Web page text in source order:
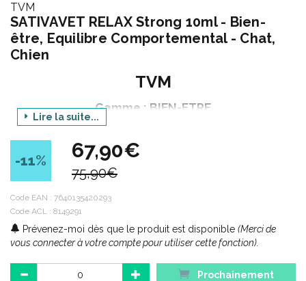
TVM
SATIVAVET RELAX Strong 10ml - Bien-
être, Equilibre Comportemental - Chat,
Chien
TVM
Gamme : BIEN-ETRE
Produit : SATIVAVET
Déclinaison : RELAX STRONG - SOLUTION ORALE
Contenance : 10 ml
Code ACL : 8149291
Code EAN : 7640135420293
Lire la suite...
-11% 67,90€
75,90€
Code EAN : 7640135420293
Code ACL : 8149291
Prévenez-moi dès que le produit est disponible (Merci de
vous connecter à votre compte pour utiliser cette fonction).
Prochainement